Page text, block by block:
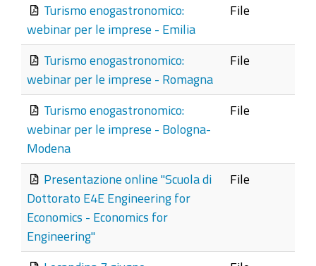
Turismo enogastronomico:
webinar per le imprese - Emilia
File
Turismo enogastronomico:
webinar per le imprese - Romagna
File
Turismo enogastronomico:
webinar per le imprese - Bologna-
Modena
File
Presentazione online "Scuola di
Dottorato E4E Engineering for
Economics - Economics for
Engineering"
File